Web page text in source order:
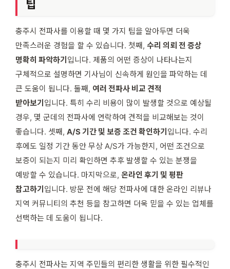
팁
충주시 전파사를 이용할 때 몇 가지 팁을 알아두면 더욱
만족스러운 경험을 할 수 있습니다. 첫째, 수리 의뢰 전 증상
명확히 파악하기 입니다. 제품의 어떤 증상이 나타나는지
구체적으로 설명하면 기사님이 신속하게 원인을 파악하는 데
큰 도움이 됩니다. 둘째, 여러 전파사 비교 견적
받아보기 입니다. 특히 수리 비용이 많이 발생할 것으로 예상될
경우, 몇 군데의 전파사에 연락하여 견적을 비교해보는 것이
좋습니다. 셋째, A/S 기간 및 보증 조건 확인하기 입니다. 수리
후에도 일정 기간 동안 무상 A/S가 가능한지, 어떤 조건으로
보증이 되는지 미리 확인하면 추후 발생할 수 있는 분쟁을
예방할 수 있습니다. 마지막으로, 온라인 후기 및 평판
참고하기 입니다. 방문 전에 해당 전파사에 대한 온라인 리뷰나
지역 커뮤니티의 추천 등을 참고하면 더욱 믿을 수 있는 업체를
선택하는 데 도움이 됩니다.
충주시 전파사는 지역 주민들의 편리한 생활을 위한 필수적인